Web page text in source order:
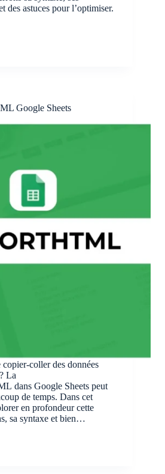
des astuces pour l’optimiser.
Google Sheets
coller des données
La
dans Google Sheets peut
de temps. Dans cet
en profondeur cette
sa syntaxe et bien…